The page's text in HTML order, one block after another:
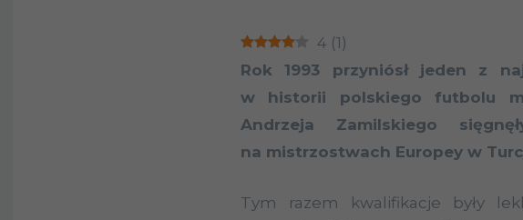
4 (1)
Rok 1993 przyniósł jeden z
w historii polskiego futbolu
Andrzeja Zamilskiego
na mistrzostwach Europey w
Tym razem kwalifikacje były